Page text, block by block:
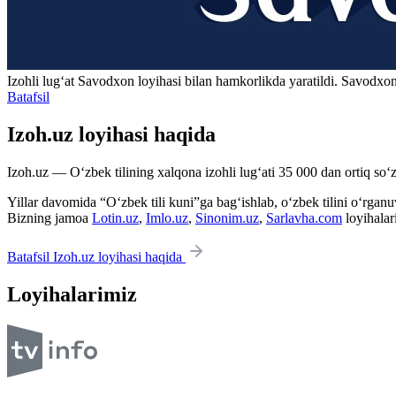
Izohli lugʻat Savodxon loyihasi bilan hamkorlikda yaratildi.
Batafsil
Izoh.uz loyihasi haqida
Izoh.uz — O‘zbek tilining xalqona izohli lug‘ati 35 000 dan ortiq
Yillar davomida “O‘zbek tili kuni”ga bag‘ishlab, o‘zbek tilini
Bizning jamoa Lotin.uz, Imlo.uz, Sinonim.uz, Sarlavha.com
Batafsil Izoh.uz loyihasi haqida
Loyihalarimiz